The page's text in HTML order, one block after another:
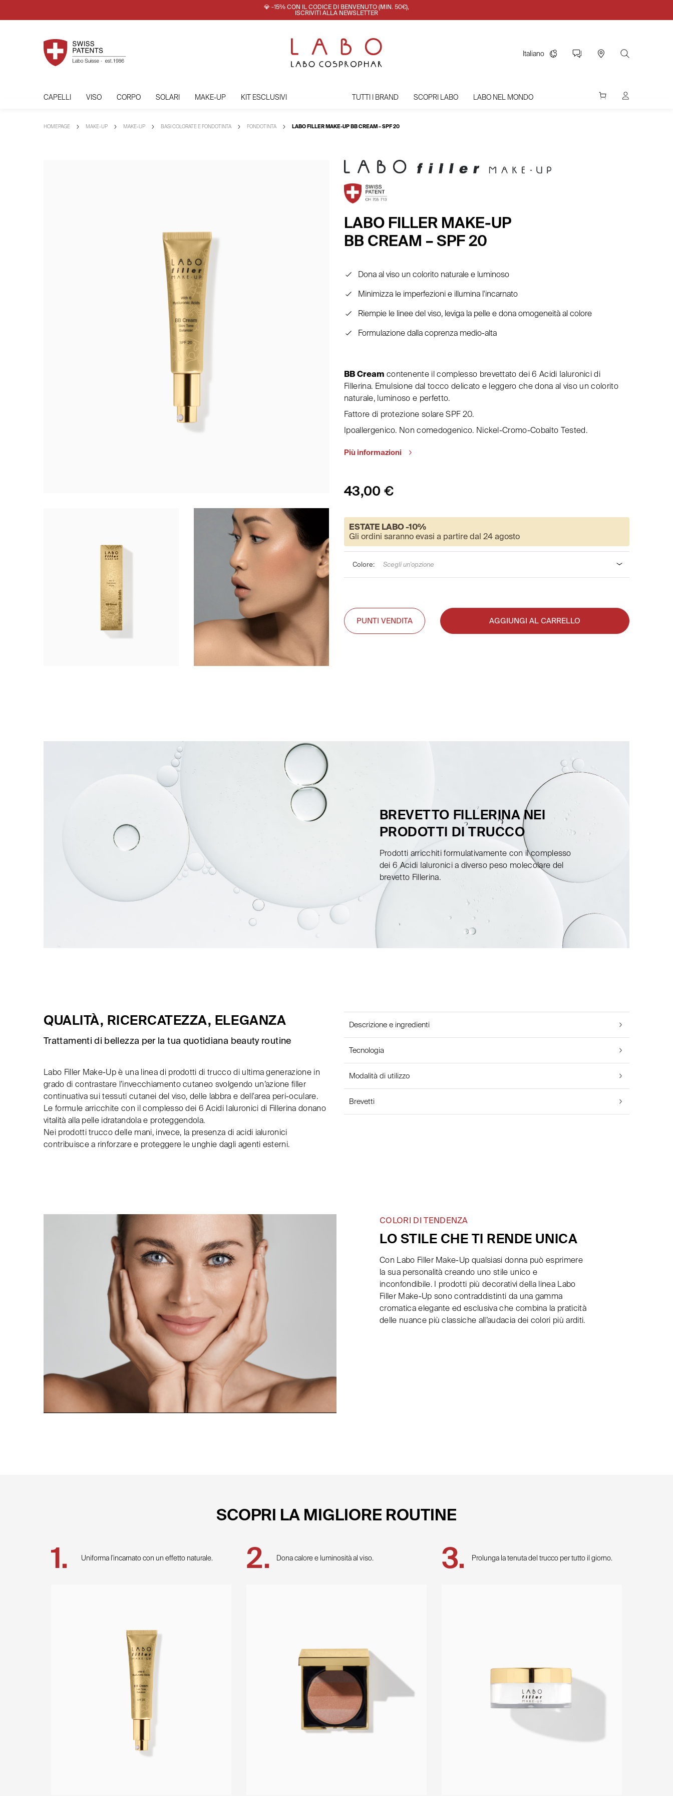
💎 -15% CON IL CODICE DI BENVENUTO (MIN. 50€),
ISCRIVITI ALLA NEWSLETTER
Italiano
CAPELLI VISO CORPO SOLARI MAKE-UP KIT ESCLUSIVI TUTTI I BRAND SCOPRI LABO LABO NEL MONDO
HOMEPAGE MAKE-UP MAKE-UP BASI COLORATE E FONDOTINTA FONDOTINTA LABO FILLER MAKE-UP BB CREAM – SPF 20
LABO FILLER MAKE-UP
BB CREAM – SPF 20
Dona al viso un colorito naturale e luminoso
Minimizza le imperfezioni e illumina l'incarnato
Riempie le linee del viso, leviga la pelle e dona omogeneità al colore
Formulazione dalla coprenza medio-alta
BB Cream contenente il complesso brevettato dei 6 Acidi Ialuronici di
Fillerina. Emulsione dal tocco delicato e leggero che dona al viso un colorito
naturale, luminoso e perfetto.
Fattore di protezione solare SPF 20.
Ipoallergenico. Non comedogenico. Nickel-Cromo-Cobalto Tested.
Più informazioni
43,00 €
ESTATE LABO -10%
Gli ordini saranno evasi a partire dal 24 agosto
Colore Scegli un'opzione
PUNTI VENDITA AGGIUNGI AL CARRELLO
BREVETTO FILLERINA NEI
PRODOTTI DI TRUCCO
Prodotti arricchiti formulativamente con il complesso
dei 6 Acidi Ialuronici a diverso peso molecolare del
brevetto Fillerina.
QUALITÀ, RICERCATEZZA, ELEGANZA
Trattamenti di bellezza per la tua quotidiana beauty routine
Labo Filler Make-Up è una linea di prodotti di trucco di ultima generazione in
grado di contrastare l’invecchiamento cutaneo svolgendo un’azione filler
continuativa sui tessuti cutanei del viso, delle labbra e dell'area peri-oculare.
Le formule arricchite con il complesso dei 6 Acidi Ialuronici di Fillerina donano
vitalità alla pelle idratandola e proteggendola.
Nei prodotti trucco delle mani, invece, la presenza di acidi ialuronici
contribuisce a rinforzare e proteggere le unghie dagli agenti esterni.
Descrizione e ingredienti
Tecnologia
Modalità di utilizzo
Brevetti
COLORI DI TENDENZA
LO STILE CHE TI RENDE UNICA
Con Labo Filler Make-Up qualsiasi donna può esprimere
la sua personalità creando uno stile unico e
inconfondibile. I prodotti più decorativi della linea Labo
Filler Make-Up sono contraddistinti da una gamma
cromatica elegante ed esclusiva che combina la praticità
delle nuance più classiche all’audacia dei colori più arditi.
SCOPRI LA MIGLIORE ROUTINE
Uniforma l'incarnato con un effetto naturale. Dona calore e luminosità al viso. Prolunga la tenuta del trucco per tutto il giorno.